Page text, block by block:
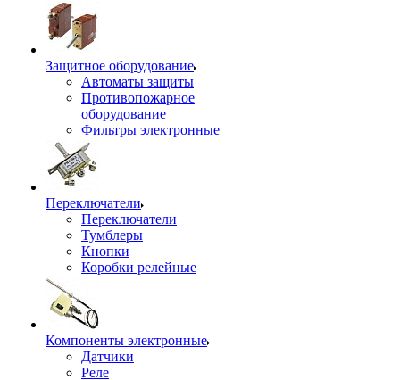
Защитное оборудование
Автоматы защиты
Противопожарное
оборудование
Фильтры электронные
Переключатели
Переключатели
Тумблеры
Кнопки
Коробки релейные
Компоненты электронные
Датчики
Реле